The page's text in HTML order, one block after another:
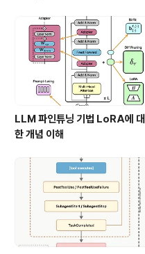
LLM 파인튜닝 기법 LoRA에 대
한 개념 이해